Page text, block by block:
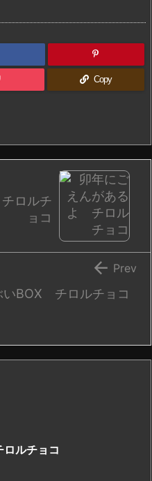
Copy
ロルチ
ョコ
いBOX チロルチョコ
 Prev
ルチョコ